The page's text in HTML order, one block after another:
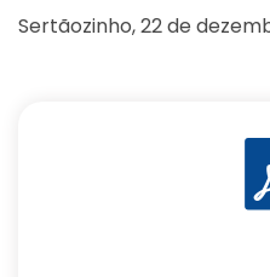
Sertãozinho, 22 de